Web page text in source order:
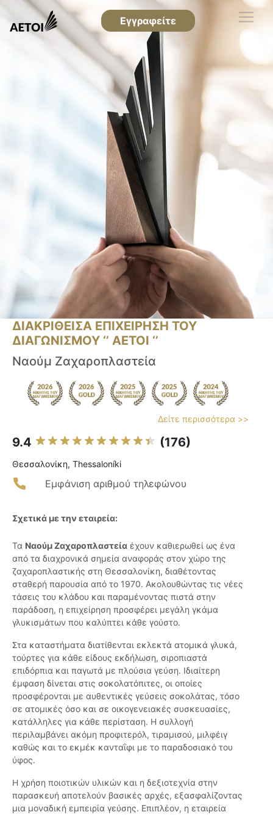
Εγγραφείτε
ΔΙΑΚΡΙΘΕΙΣΑ ΕΠΙΧΕΙΡΗΣΗ ΤΟΥ
ΔΙΑΓΩΝΙΣΜΟΥ ‘’ ΑΕΤΟΙ ‘’
Ναούμ Ζαχαροπλαστεία
Δείτε περισσότερα >>
9.4 (176)
Θεσσαλονίκη, Thessaloníki
Εμφάνιση αριθμού τηλεφώνου
Σχετικά με την εταιρεία:
Τα Ναούμ Ζαχαροπλαστεία έχουν καθιερωθεί ως ένα
από τα διαχρονικά σημεία αναφοράς στον χώρο της
ζαχαροπλαστικής στη Θεσσαλονίκη, διαθέτοντας
σταθερή παρουσία από το 1970. Ακολουθώντας τις νέες
τάσεις του κλάδου και παραμένοντας πιστά στην
παράδοση, η επιχείρηση προσφέρει μεγάλη γκάμα
γλυκισμάτων που καλύπτει κάθε γούστο.
Στα καταστήματα διατίθενται εκλεκτά ατομικά γλυκά,
τούρτες για κάθε είδους εκδήλωση, σιροπιαστά
επιδόρπια και παγωτά με πλούσια γεύση. Ιδιαίτερη
έμφαση δίνεται στις σοκολατόπιτες, οι οποίες
προσφέρονται με αυθεντικές γεύσεις σοκολάτας, τόσο
σε ατομικές όσο και σε οικογενειακές συσκευασίες,
κατάλληλες για κάθε περίσταση. Η συλλογή
περιλαμβάνει ακόμη προφιτερόλ, τιραμισού, μιλφέιγ
καθώς και το εκμέκ κανταΐφι με το παραδοσιακό του
ύφος.
Η χρήση ποιοτικών υλικών και η δεξιοτεχνία στην
παρασκευή αποτελούν βασικές αρχές, εξασφαλίζοντας
μια μοναδική εμπειρία γεύσης. Επιπλέον, η εταιρεία